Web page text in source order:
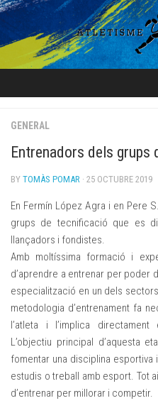
Skip
to
content
GENERAL
Entrenadors dels grups
BY TOMÀS POMAR · 25 OCTUBRE 2019
En Fermín López Agra i en Pere
grups de tecnificació que es
llançadors i fondistes.
Amb moltíssima formació i
d’aprendre a entrenar per poder
especialització en un dels
metodologia d’entrenament fa
l’atleta i l’implica
L’objectiu principal d’aquesta
fomentar una disciplina
estudis o treball amb esport. Tot
d’entrenar per millorar i competir.